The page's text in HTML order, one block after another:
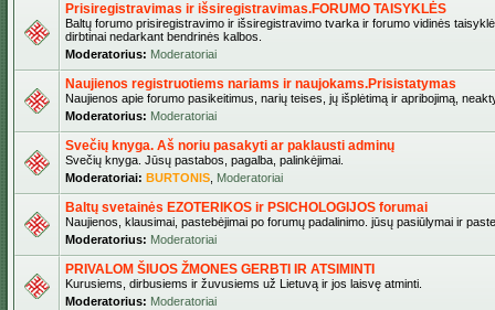
Prisiregistravimas ir išsiregistravimas.FORUMO TAISYKLĖS
Baltų forumo prisiregistravimo ir išsiregistravimo tvarka ir forumo vidinės
dirbtinai nedarkant bendrinės kalbos.
Moderatorius: Moderatoriai
Naujienos registruotiems nariams ir naujokams.Prisistatymas
Naujienos apie forumo pasikeitimus, narių teises, jų išplėtimą ir apribojimą,
Moderatorius: Moderatoriai
Svečių knyga. Aš noriu pasakyti ar paklausti adminų
Svečių knyga. Jūsų pastabos, pagalba, palinkėjimai.
Moderatoriai: BURTONIS Moderatoriai
Baltų svetainės EZOTERIKOS ir PSICHOLOGIJOS forumai
Naujienos, klausimai, pastebėjimai po forumų padalinimo. jūsų pasiūlymai ir
Moderatorius: Moderatoriai
PRIVALOM ŠIUOS ŽMONES GERBTI IR ATSIMINTI
Kurusiems, dirbusiems ir žuvusiems už Lietuvą ir jos laisvę atminti.
Moderatorius: Moderatoriai